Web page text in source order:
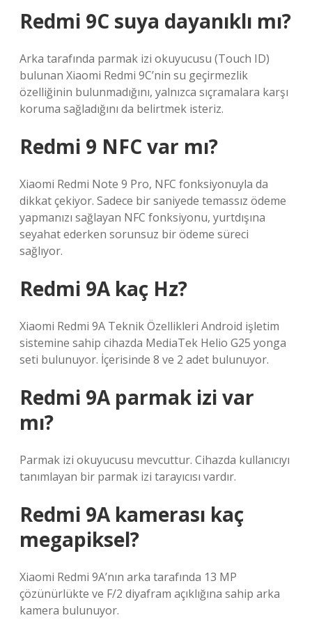
Redmi 9C suya dayanıklı mı?
Arka tarafında parmak izi okuyucusu (Touch ID)
bulunan Xiaomi Redmi 9C’nin su geçirmezlik
özelliğinin bulunmadığını, yalnızca sıçramalara karşı
koruma sağladığını da belirtmek isteriz.
Redmi 9 NFC var mı?
Xiaomi Redmi Note 9 Pro, NFC fonksiyonuyla da
dikkat çekiyor. Sadece bir saniyede temassız ödeme
yapmanızı sağlayan NFC fonksiyonu, yurtdışına
seyahat ederken sorunsuz bir ödeme süreci
sağlıyor.
Redmi 9A kaç Hz?
Xiaomi Redmi 9A Teknik Özellikleri Android işletim
sistemine sahip cihazda MediaTek Helio G25 yonga
seti bulunuyor. İçerisinde 8 ve 2 adet bulunuyor.
Redmi 9A parmak izi var
mı?
Parmak izi okuyucusu mevcuttur. Cihazda kullanıcıyı
tanımlayan bir parmak izi tarayıcısı vardır.
Redmi 9A kamerası kaç
megapiksel?
Xiaomi Redmi 9A’nın arka tarafında 13 MP
çözünürlükte ve F/2 diyafram açıklığına sahip arka
kamera bulunuyor.